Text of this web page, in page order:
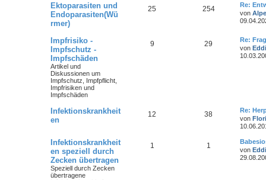
Ektoparasiten und
Endoparasiten(Wü
rmer)
25 254
Re:
von
Impfrisiko -
Impfschutz -
Impfschäden
Artikel und
Diskussionen um
Impfschutz, Impfpflicht,
Impfrisiken und
Impfschäden
9 29
Re:
von Eddi
Infektionskrankheit
en
12 38
Re:
von
Infektionskrankheit
en speziell durch
Zecken übertragen
Speziell durch Zecken
übertragene
1 1
von Eddi